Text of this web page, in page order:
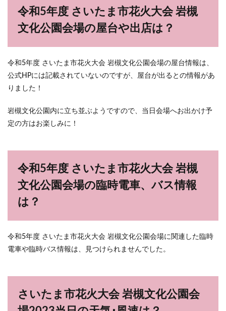
令和5年度 さいたま市花火大会 岩槻
文化公園会場の屋台や出店は？
令和5年度 さいたま市花火大会 岩槻文化公園会場の屋台情報は、
公式HPには記載されていないのですが、屋台が出るとの情報があ
りました！
岩槻文化公園内に立ち並ぶようですので、当日会場へお出かけ予
定の方はお楽しみに！
令和5年度 さいたま市花火大会 岩槻
文化公園会場の臨時電車、バス情報
は？
令和5年度 さいたま市花火大会 岩槻文化公園会場に関連した臨時
電車や臨時バス情報は、見つけられませんでした。
さいたま市花火大会 岩槻文化公園会